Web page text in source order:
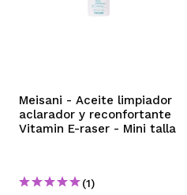
Meisani - Aceite limpiador
aclarador y reconfortante
Vitamin E-raser - Mini talla
(1)